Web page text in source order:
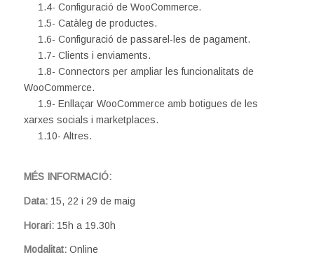
1.4- Configuració de WooCommerce.
1.5- Catàleg de productes.
1.6- Configuració de passarel-les de pagament.
1.7- Clients i enviaments.
1.8- Connectors per ampliar les funcionalitats de
WooCommerce.
1.9- Enllaçar WooCommerce amb botigues de les
xarxes socials i marketplaces.
1.10- Altres.
MÉS INFORMACIÓ:
Data: 15, 22 i 29 de maig
Horari: 15h a 19.30h
Modalitat: Online